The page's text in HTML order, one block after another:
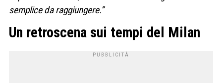
semplice da raggiungere.”
Un retroscena sui tempi del Milan